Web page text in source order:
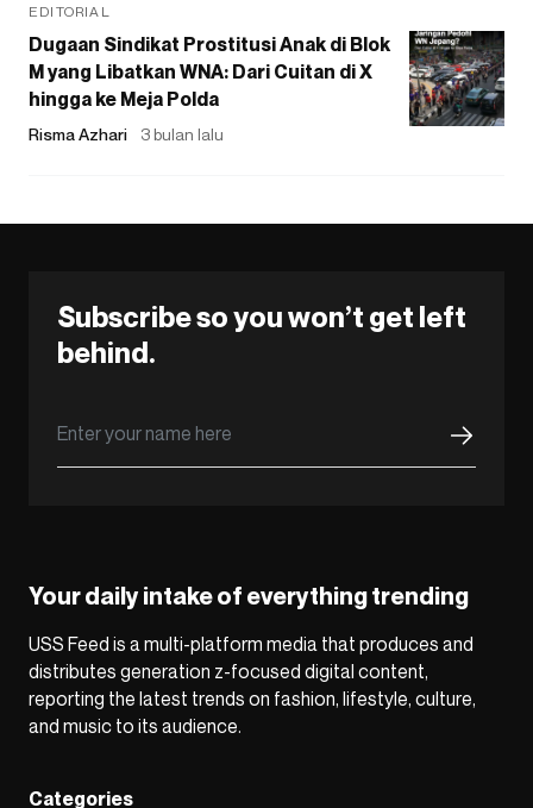
EDITORIAL
Dugaan Sindikat Prostitusi Anak di Blok
M yang Libatkan WNA: Dari Cuitan di X
hingga ke Meja Polda
Risma Azhari 3 bulan lalu
Subscribe so you won’t get left
behind.
Your daily intake of everything trending
USS Feed is a multi-platform media that produces and
distributes generation z-focused digital content,
reporting the latest trends on fashion, lifestyle, culture,
and music to its audience.
Categories